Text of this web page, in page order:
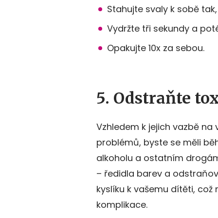
Stahujte svaly k sobě
Vydržte tři sekundy a
Opakujte 10x za sebou.
5. Odstraňte
Vzhledem k jejich vazbě
problémů, byste se měli
alkoholu a ostatním
– ředidla barev a
kyslíku k vašemu dítěti,
komplikace.